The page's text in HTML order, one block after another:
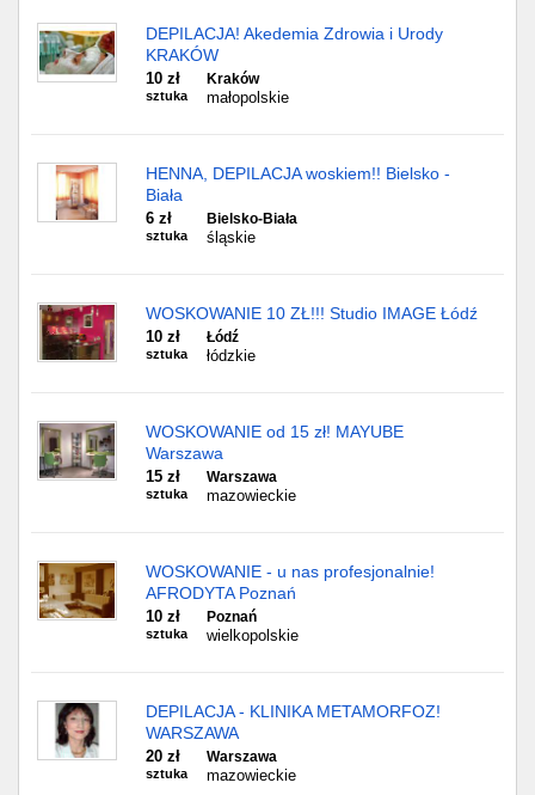
DEPILACJA! Akedemia Zdrowia i Urody
KRAKÓW
10 zł
sztuka
Kraków
małopolskie
HENNA, DEPILACJA woskiem!! Bielsko -
Biała
6 zł
sztuka
Bielsko-Biała
śląskie
WOSKOWANIE 10 ZŁ!!! Studio IMAGE Łódź
10 zł
sztuka
Łódź
łódzkie
WOSKOWANIE od 15 zł! MAYUBE
Warszawa
15 zł
sztuka
Warszawa
mazowieckie
WOSKOWANIE - u nas profesjonalnie!
AFRODYTA Poznań
10 zł
sztuka
Poznań
wielkopolskie
DEPILACJA - KLINIKA METAMORFOZ!
WARSZAWA
20 zł
sztuka
Warszawa
mazowieckie